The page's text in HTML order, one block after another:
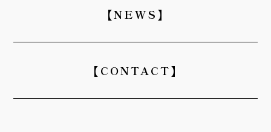
【NEWS】
【CONTACT】